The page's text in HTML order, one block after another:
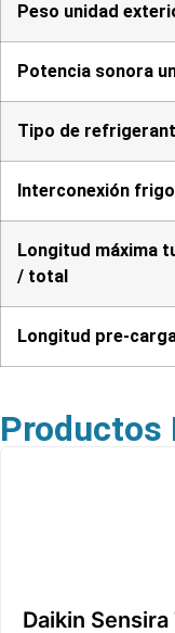
Peso unidad
Potencia sonora
Tipo de
Interconexión
Longitud máxima
/ total
Longitud pre-
Productos
Daikin